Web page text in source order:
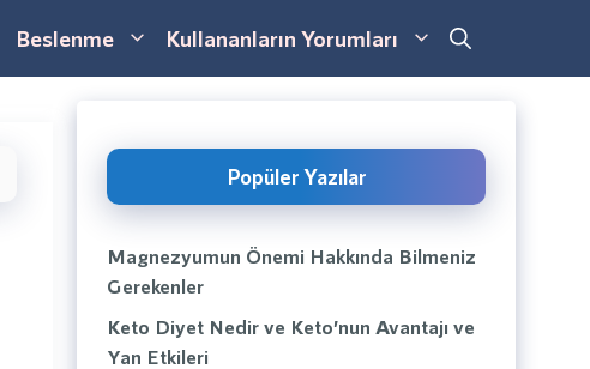
Beslenme Kullananların Yorumları
Popüler Yazılar
Magnezyumun Önemi Hakkında Bilmeniz
Gerekenler
Keto Diyet Nedir ve Keto’nun Avantajı ve
Yan Etkileri